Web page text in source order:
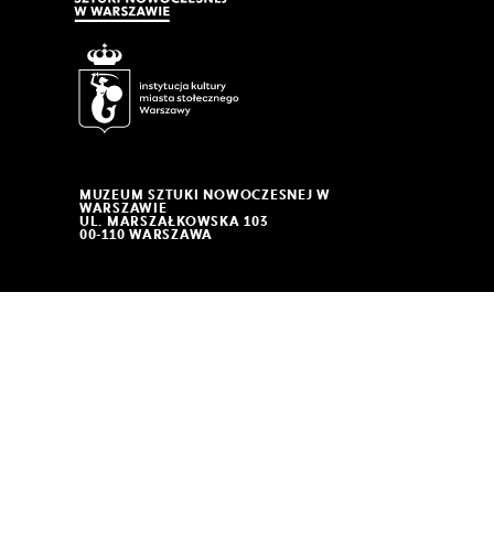
MUZEUM SZTUKI NOWOCZESNEJ W
WARSZAWIE
UL. MARSZAŁKOWSKA 103
00-110 WARSZAWA